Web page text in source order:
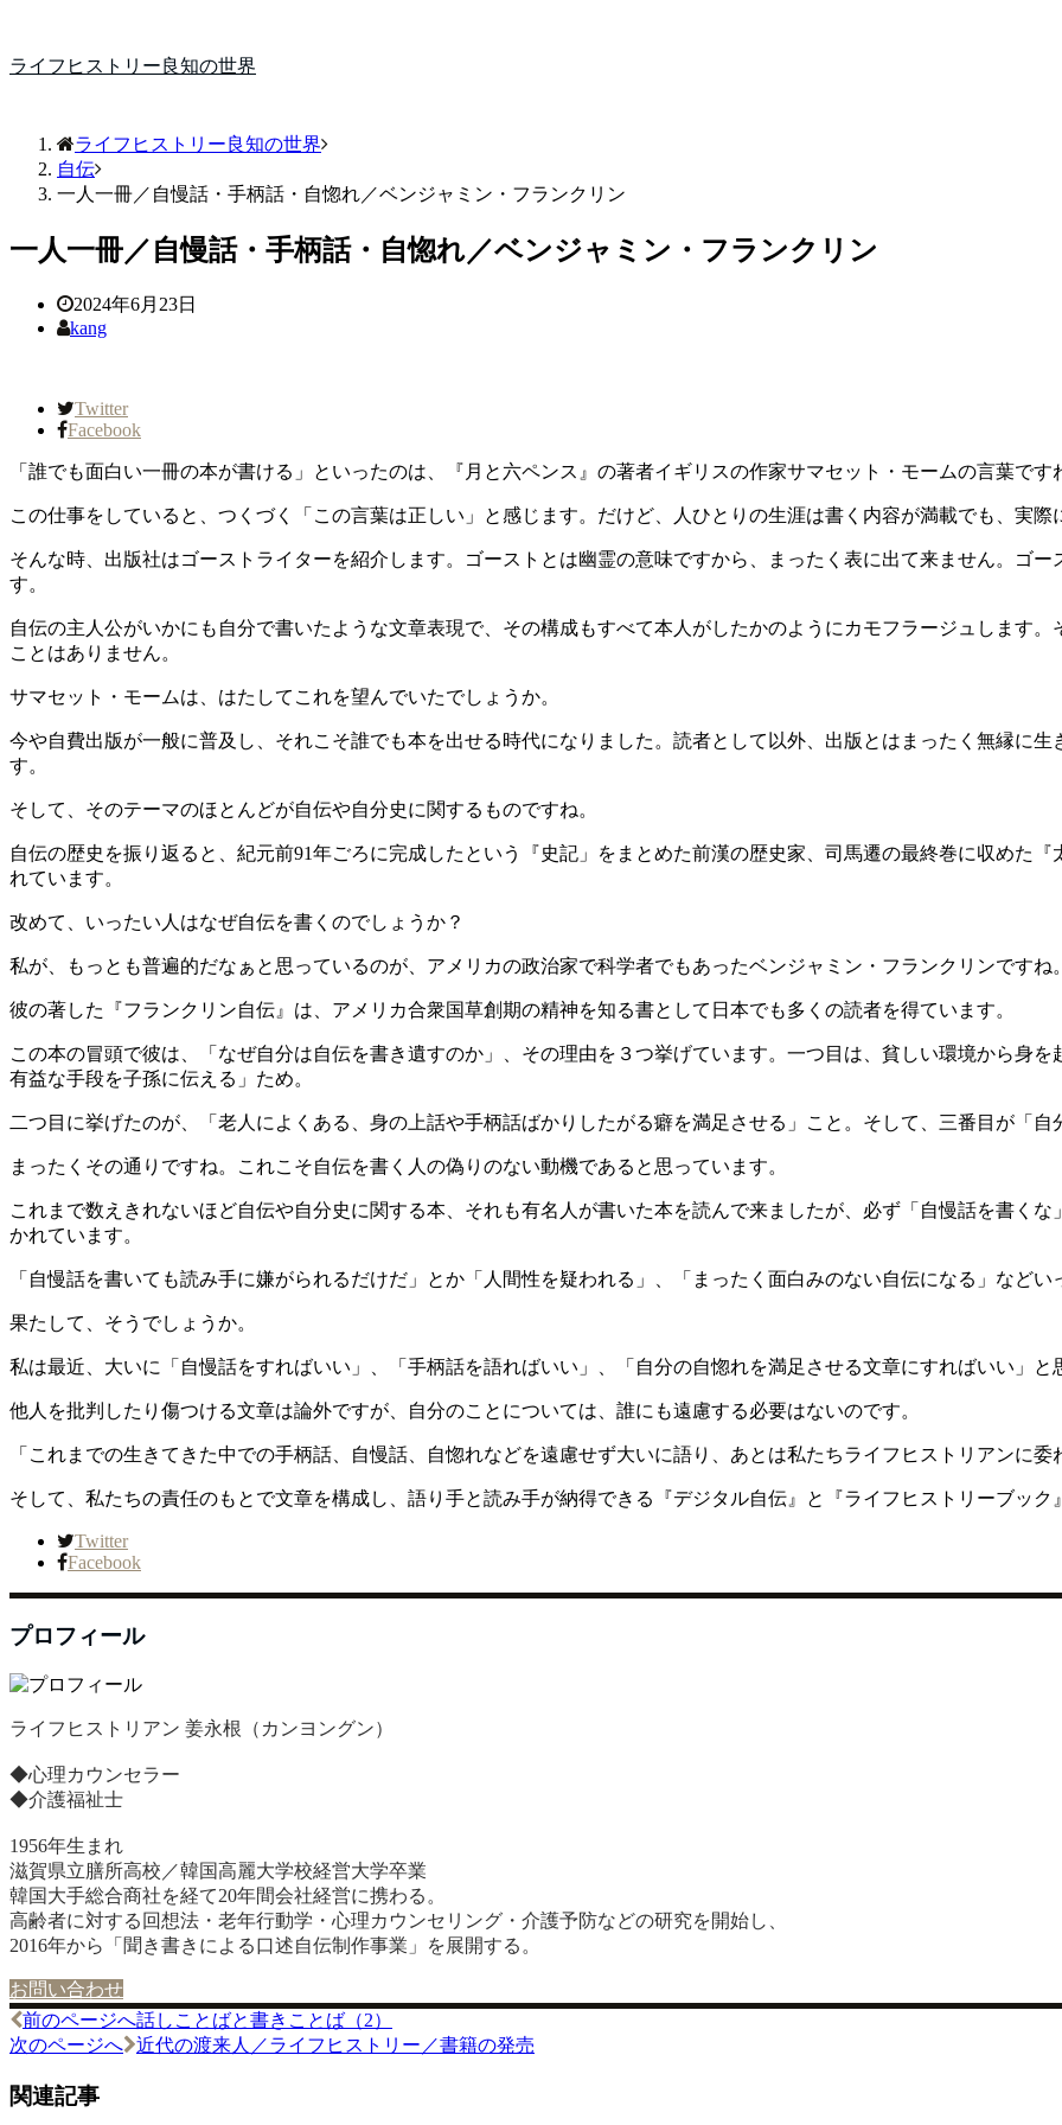
ライフヒストリー良知の世界
ライフヒストリー良知の世界
自伝
一人一冊／自慢話・手柄話・自惚れ／ベンジャミン・フランクリン
一人一冊／自慢話・手柄話・自惚れ／ベンジャミン・フランクリン
2024年6月23日
kang
Twitter
Facebook
「誰でも面白い一冊の本が書ける」といったのは、『月と六ペンス』の著者イギリスの作家サマセット・モームの言葉です
この仕事をしていると、つくづく「この言葉は正しい」と感じます。だけど、人ひとりの生涯は書く内容が満載でも、実
そんな時、出版社はゴーストライターを紹介します。ゴーストとは幽霊の意味ですから、まったく表に出て来ません。ゴ
す。
自伝の主人公がいかにも自分で書いたような文章表現で、その構成もすべて本人がしたかのようにカモフラージュします
ことはありません。
サマセット・モームは、はたしてこれを望んでいたでしょうか。
今や自費出版が一般に普及し、それこそ誰でも本を出せる時代になりました。読者として以外、出版とはまったく無縁に
す。
そして、そのテーマのほとんどが自伝や自分史に関するものですね。
自伝の歴史を振り返ると、紀元前91年ごろに完成したという『史記」をまとめた前漢の歴史家、司馬遷の最終巻に収めた
れています。
改めて、いったい人はなぜ自伝を書くのでしょうか？
私が、もっとも普遍的だなぁと思っているのが、アメリカの政治家で科学者でもあったベンジャミン・フランクリンです
彼の著した『フランクリン自伝』は、アメリカ合衆国草創期の精神を知る書として日本でも多くの読者を得ています。
この本の冒頭で彼は、「なぜ自分は自伝を書き遺すのか」、その理由を３つ挙げています。一つ目は、貧しい環境から身
有益な手段を子孫に伝える」ため。
二つ目に挙げたのが、「老人によくある、身の上話や手柄話ばかりしたがる癖を満足させる」こと。そして、三番目が「
まったくその通りですね。これこそ自伝を書く人の偽りのない動機であると思っています。
これまで数えきれないほど自伝や自分史に関する本、それも有名人が書いた本を読んで来ましたが、必ず「自慢話を書く
かれています。
「自慢話を書いても読み手に嫌がられるだけだ」とか「人間性を疑われる」、「まったく面白みのない自伝になる」など
果たして、そうでしょうか。
私は最近、大いに「自慢話をすればいい」、「手柄話を語ればいい」、「自分の自惚れを満足させる文章にすればいい」と
他人を批判したり傷つける文章は論外ですが、自分のことについては、誰にも遠慮する必要はないのです。
「これまでの生きてきた中での手柄話、自慢話、自惚れなどを遠慮せず大いに語り、あとは私たちライフヒストリアンに
そして、私たちの責任のもとで文章を構成し、語り手と読み手が納得できる『デジタル自伝』と『ライフヒストリーブック
Twitter
Facebook
プロフィール
ライフヒストリアン 姜永根（カンヨングン）
◆心理カウンセラー
◆介護福祉士
1956年生まれ
滋賀県立膳所高校／韓国高麗大学校経営大学卒業
韓国大手総合商社を経て20年間会社経営に携わる。
高齢者に対する回想法・老年行動学・心理カウンセリング・介護予防などの研究を開始し、
2016年から「聞き書きによる口述自伝制作事業」を展開する。
お問い合わせ
投
稿
ナ
前のページへ話しことばと書きことば（2）
次のページへ
近代の渡来人／ライフヒストリー／書籍の発売
関連記事